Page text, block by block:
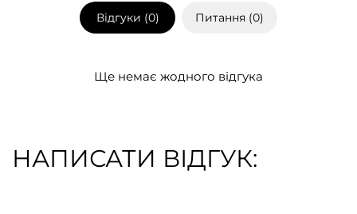
Відгуки (0) Питання (0)
Ще немає жодного відгука
НАПИСАТИ ВІДГУК: